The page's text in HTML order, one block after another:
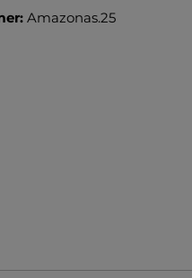
Amazonas.25